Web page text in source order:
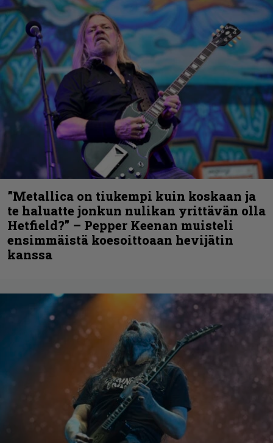
”Metallica on tiukempi kuin koskaan ja
te haluatte jonkun nulikan yrittävän olla
Hetfield?” – Pepper Keenan muisteli
ensimmäistä koesoittoaan hevijätin
kanssa